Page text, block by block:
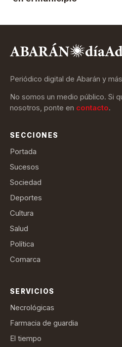
Periódico digital de Abarán y
No somos un medio público. Si
nosotros, ponte en contacto.
SECCIONES
Portada
Sucesos
Sociedad
Deportes
Cultura
Salud
Política
Comarca
SERVICIOS
Necrológicas
Farmacia de guardia
El tiempo